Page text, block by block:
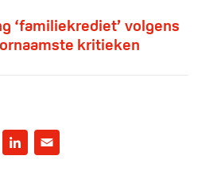
‘familiekrediet’ volgens
kritieken
X LinkedIn